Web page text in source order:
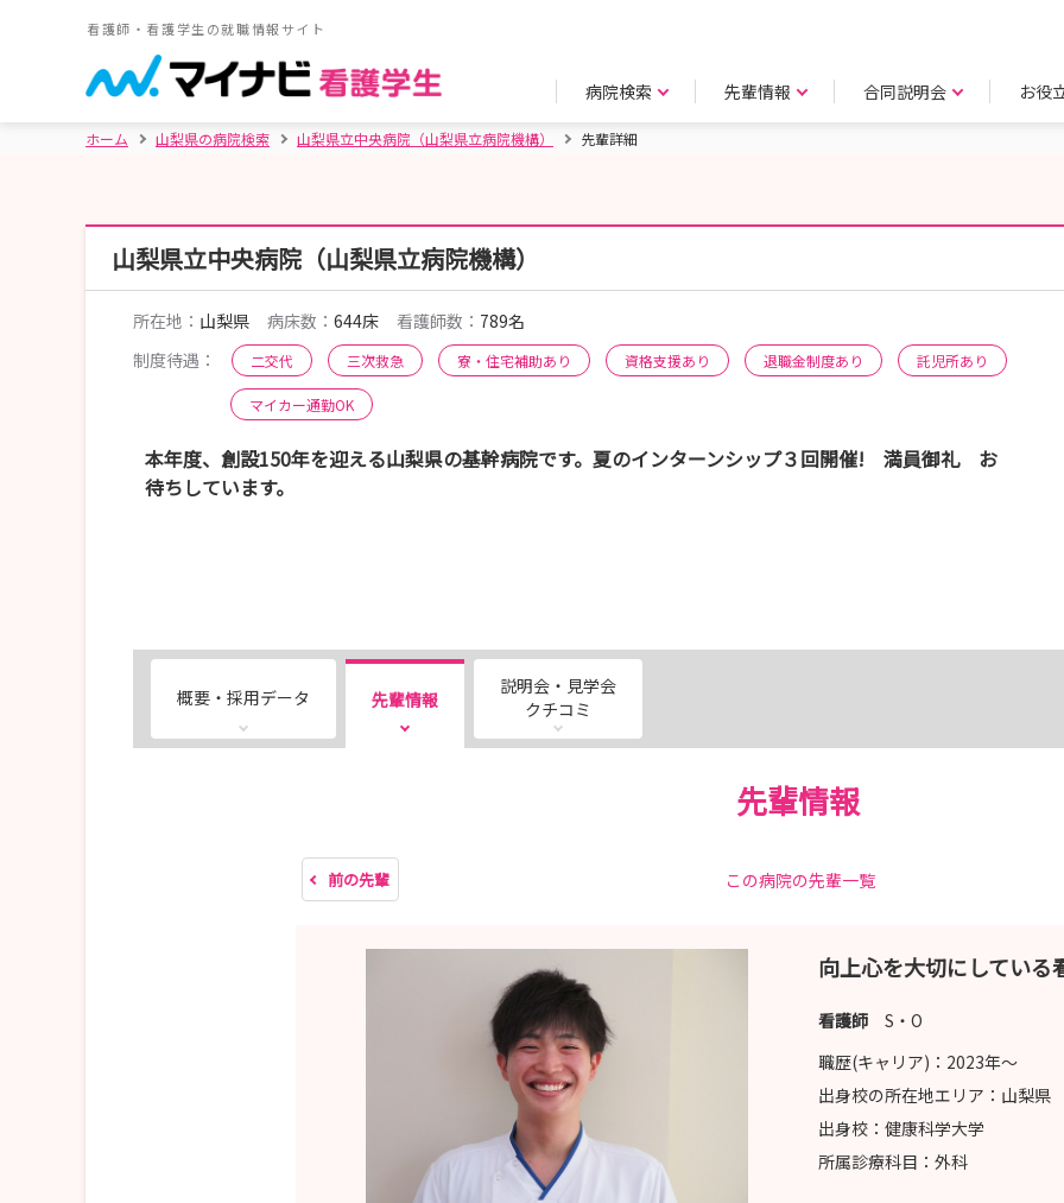
看護師・看護学生の就職情報サイト
病院検索 先輩情報 合同説明会 お役
ホーム 山梨県の病院検索 山梨県立中央病院（山梨県立病院機構） 先輩詳細
山梨県立中央病院（山梨県立病院機構）
所在地： 山梨県 病床数： 644床 看護師数： 789名
制度待遇：
二交代 三次救急 寮・住宅補助あり 資格支援あり 退職金制度あり 託児所あり
マイカー通勤OK
本年度、創設150年を迎える山梨県の基幹病院です。夏のインターンシップ３回開催! 満員御礼 お
待ちしています。
概要・採用データ 先輩情報
説明会・見学会
クチコミ
先輩情報
前の先輩 この病院の先輩一覧
向上心を大切にしている
看護師 S・O
職歴(キャリア)： 2023年〜
出身校の所在地エリア： 山梨県
出身校： 健康科学大学
所属診療科目： 外科